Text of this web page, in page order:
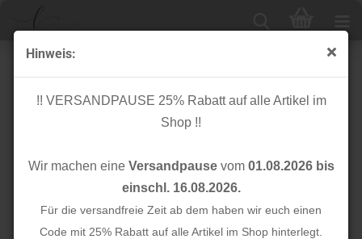
Hinweis:
!! VERSANDPAUSE 25% Rabatt auf alle Artikel im
Shop !!
Wir machen eine Versandpausevom 01.08.2026 bis
einschl. 16.08.2026.
Für die versandfreie Zeit ab dem haben wir euch einen
Code mit 25% Rabatt auf alle Artikel im Shop hinterlegt.
Musselin - Rainbow & Dots - hellblau